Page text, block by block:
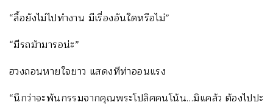
“ลื้อยังไม่ไปทำงาน มีเรื่องอันใดหรือไม่”
“มีรถม้ามารอน่ะ”
ฮวงถอนหายใจยาว แสดงทีท่าออนแรง
“นึกว่าจะพ้นกรรมจากคุณพระโปลิศคนโน้น…มิแคล้ว ต้องไปปะ